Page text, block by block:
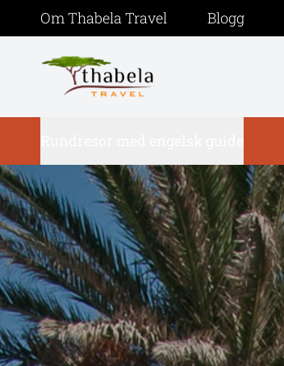
Om Thabela Travel Blogg